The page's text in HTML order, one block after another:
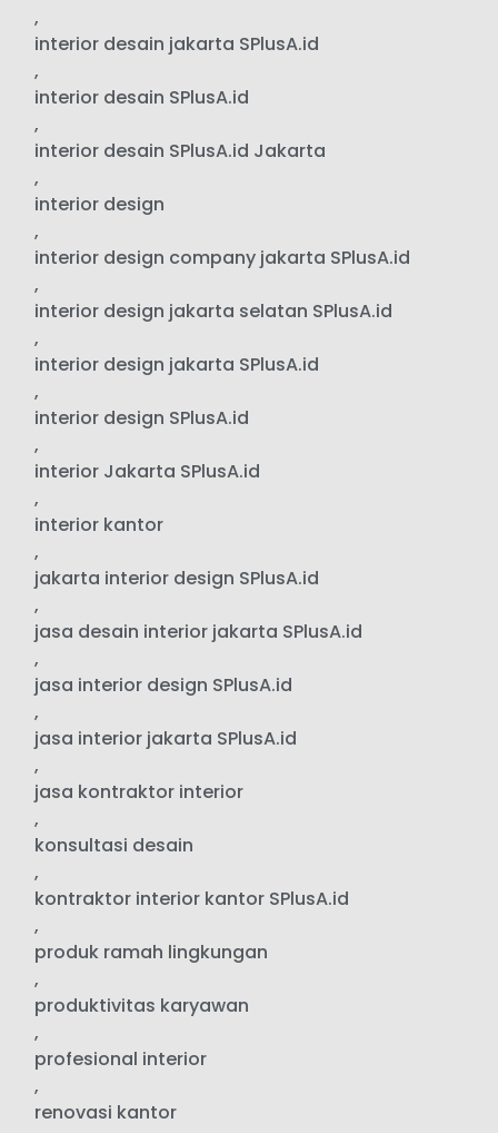
,
interior desain jakarta SPlusA.id
,
interior desain SPlusA.id
,
interior desain SPlusA.id Jakarta
,
interior design
,
interior design company jakarta SPlusA.id
,
interior design jakarta selatan SPlusA.id
,
interior design jakarta SPlusA.id
,
interior design SPlusA.id
,
interior Jakarta SPlusA.id
,
interior kantor
,
jakarta interior design SPlusA.id
,
jasa desain interior jakarta SPlusA.id
,
jasa interior design SPlusA.id
,
jasa interior jakarta SPlusA.id
,
jasa kontraktor interior
,
konsultasi desain
,
kontraktor interior kantor SPlusA.id
,
produk ramah lingkungan
,
produktivitas karyawan
,
profesional interior
,
renovasi kantor